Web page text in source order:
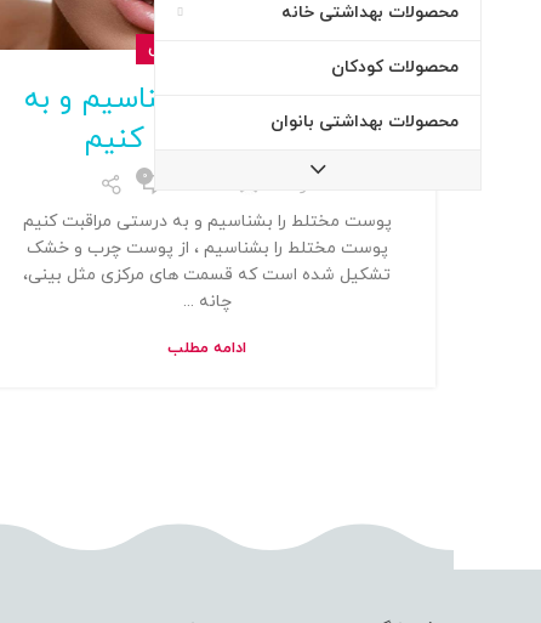
محصولات بهداشتی خانه
محصولات کودکان
محصولات بهداشتی بانوان
بهداشتی و مراقبتی
پوست مختلط را بشناسیم و به
درستی مراقبت کنیم
0
پوست مختلط را بشناسیم و به درستی مراقبت کنیم
پوست مختلط را بشناسیم ، از پوست چرب و خشک
تشکیل شده است که قسمت های مرکزی مثل بینی،
چانه ...
ادامه مطلب